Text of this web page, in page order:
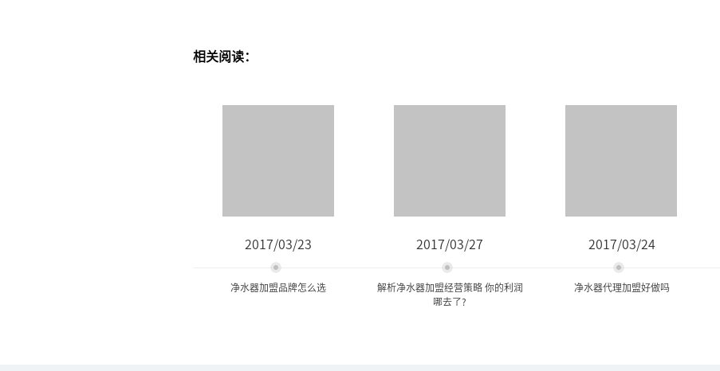
相关阅读：
2017/03/23
净水器加盟品牌怎么选
2017/03/27
解析净水器加盟经营策略 你的利润
哪去了?
2017/03/24
净水器代理加盟好做吗